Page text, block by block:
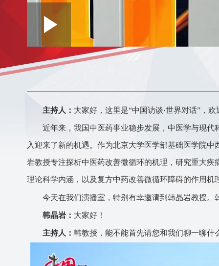
Play
Video
主持人： 大家好，这里是“中国访谈·世界对话”，欢
近年来，我国中医药事业稳步发展，中医学与现
入迎来了新的机遇。作为北京大学医学部基础医学院
岩教授专注探析中医药改善微循环的机理，研究重大
理论科学内涵，以及复方中药改善微循环障碍的作用
今天在我们演播室，特别有幸邀请到韩晶岩教授
韩晶岩： 大家好！
主持人： 韩教授，能不能首先请您和我们聊一聊什